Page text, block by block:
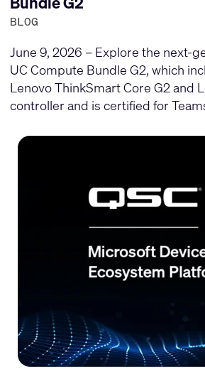
BLOG
June 9, 2026 – Explore the next-
UC Compute Bundle G2, which
Lenovo ThinkSmart Core G2 and
controller and is certified for